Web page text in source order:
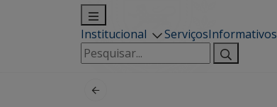
Institucional ServiçosInformativos
Pesquisar
por: